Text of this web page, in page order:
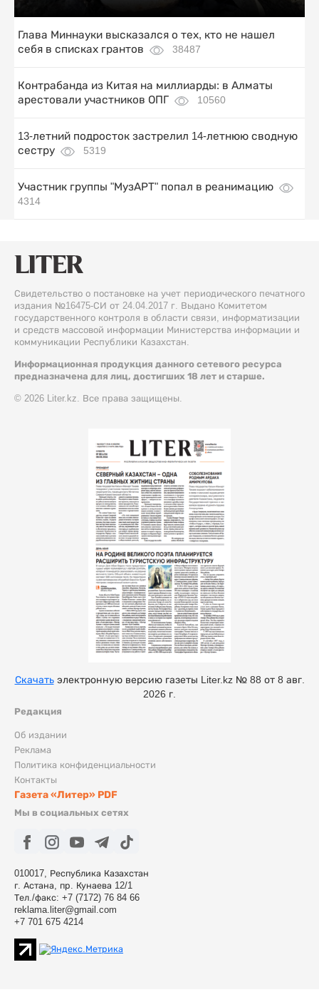
Глава Миннауки высказался о тех, кто не нашел
себя в списках грантов
38487
Контрабанда из Китая на миллиарды: в Алматы
арестовали участников ОПГ
10560
13-летний подросток застрелил 14-летнюю сводную
сестру
5319
Участник группы "МузАРТ" попал в реанимацию
4314
Свидетельство о постановке на учет периодического печатного
издания №16475-СИ от 24.04.2017 г. Выдано Комитетом
государственного контроля в области связи, информатизации
и средств массовой информации Министерства информации и
коммуникации Республики Казахстан.
Информационная продукция данного сетевого ресурса
предназначена для лиц, достигших 18 лет и старше.
© 2026 Liter.kz. Все права защищены.
Редакция
Об издании
Реклама
Политика конфиденциальности
Контакты
Газета «Литер» PDF
Мы в социальных сетях
010017, Республика Казахстан
г. Астана, пр. Кунаева 12/1
Тел./факс: +7 (7172) 76 84 66
reklama.liter@gmail.com
+7 701 675 4214
Скачатьэлектронную версию газеты Liter.kz № 88 от 8 авг.
2026 г.